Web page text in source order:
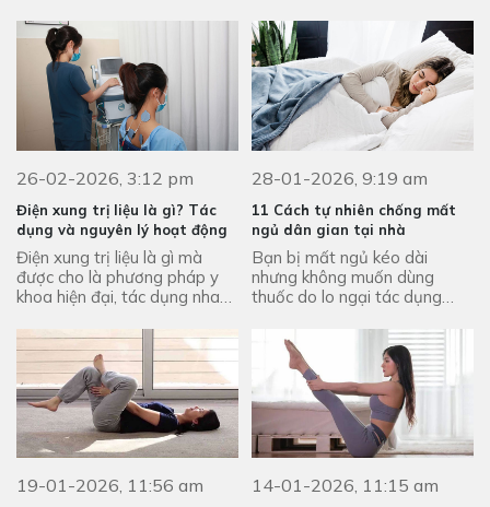
thích nhất hiện nay!
26-02-2026, 3:12 pm
Điện xung trị liệu là gì? Tác
dụng và nguyên lý hoạt động
Điện xung trị liệu là gì mà
được cho là phương pháp y
khoa hiện đại, tác dụng nhanh
được giải đáp chi tiết!
28-01-2026, 9:19 am
11 Cách tự nhiên chống mất
ngủ dân gian tại nhà
Bạn bị mất ngủ kéo dài
nhưng không muốn dùng
thuốc do lo ngại tác dụng
cách tự nhiên chống mất ngủ
dân gian tại nhà tốt nhất!
19-01-2026, 11:56 am 14-01-2026, 11:15 am